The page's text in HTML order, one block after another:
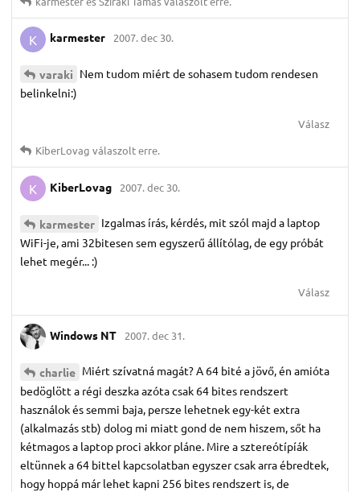
K karmester 2007. dec 30.
varaki Nem tudom miért de sohasem tudom rendesen
belinkelni:)
Válasz
KiberLovag válaszolt erre.
K KiberLovag 2007. dec 30.
karmester Izgalmas írás, kérdés, mit szól majd a laptop
WiFi-je, ami 32bitesen sem egyszerű állítólag, de egy próbát
lehet megér... :)
Válasz
Windows NT 2007. dec 31.
charlie Miért szívatná magát? A 64 bité a jövő, én amióta
bedöglött a régi deszka azóta csak 64 bites rendszert
használok és semmi baja, persze lehetnek egy-két extra
(alkalmazás stb) dolog mi miatt gond de nem hiszem, sőt ha
kétmagos a laptop proci akkor pláne. Mire a sztereótípíák
eltünnek a 64 bittel kapcsolatban egyszer csak arra ébredtek,
hogy hoppá már lehet kapni 256 bites rendszert is, de